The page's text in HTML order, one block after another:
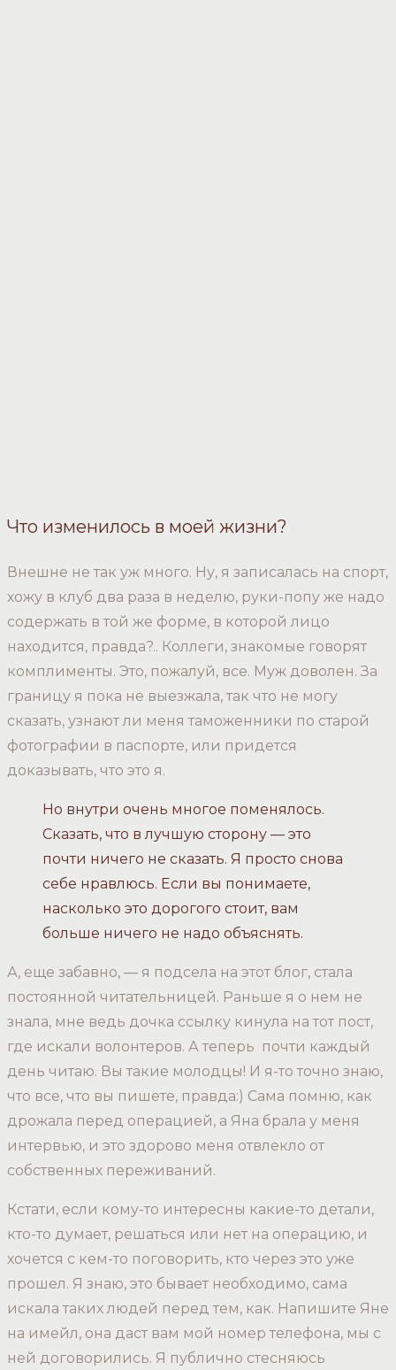
Что изменилось в моей жизни?
Внешне не так уж много. Ну, я записалась на спорт,
хожу в клуб два раза в неделю, руки-попу же надо
содержать в той же форме, в которой лицо
находится, правда?.. Коллеги, знакомые говорят
комплименты. Это, пожалуй, все. Муж доволен. За
границу я пока не выезжала, так что не могу
сказать, узнают ли меня таможенники по старой
фотографии в паспорте, или придется
доказывать, что это я.
Но внутри очень многое поменялось.
Сказать, что в лучшую сторону — это
почти ничего не сказать. Я просто снова
себе нравлюсь. Если вы понимаете,
насколько это дорогого стоит, вам
больше ничего не надо объяснять.
А, еще забавно, — я подсела на этот блог, стала
постоянной читательницей. Раньше я о нем не
знала, мне ведь дочка ссылку кинула на тот пост,
где искали волонтеров. А теперь почти каждый
день читаю. Вы такие молодцы! И я-то точно знаю,
что все, что вы пишете, правда:) Сама помню, как
дрожала перед операцией, а Яна брала у меня
интервью, и это здорово меня отвлекло от
собственных переживаний.
Кстати, если кому-то интересны какие-то детали,
кто-то думает, решаться или нет на операцию, и
хочется с кем-то поговорить, кто через это уже
прошел. Я знаю, это бывает необходимо, сама
искала таких людей перед тем, как. Напишите Яне
на имейл, она даст вам мой номер телефона, мы с
ней договорились. Я публично стесняюсь